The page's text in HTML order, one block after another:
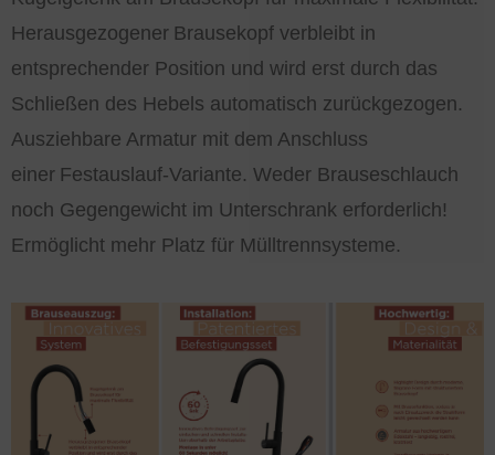
Herausgezogener. Brausekopf verbleibt in
entsprechender Position und wird erst durch das
Schließen des Hebels automatisch zurückgezogen.
Ausziehbare Armatur mit dem Anschluss
einer. Festauslauf-Variante. Weder Brauseschlauch
noch Gegengewicht im Unterschrank erforderlich!
Ermöglicht mehr Platz für Mülltrennsysteme.